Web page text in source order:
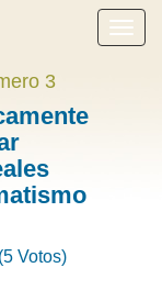
menú
3
Votos)